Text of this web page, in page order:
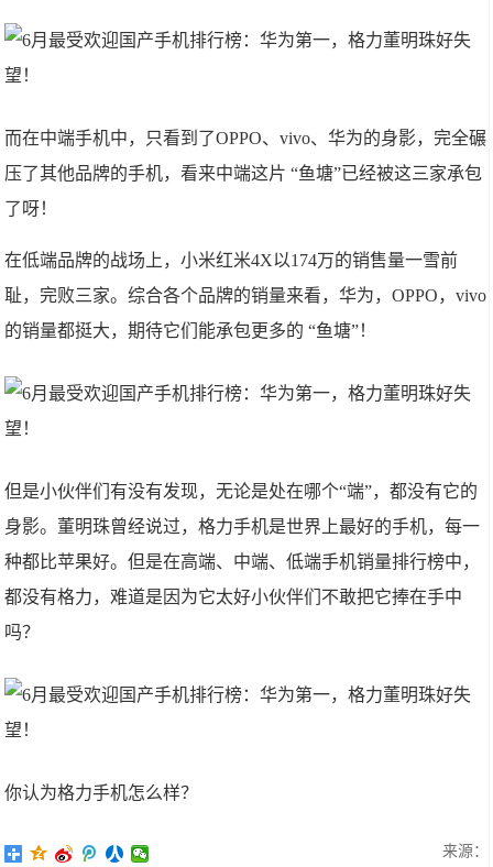
而在中端手机中，只看到了OPPO、vivo、华为的身影，完全碾
压了其他品牌的手机，看来中端这片 “鱼塘”已经被这三家承包
了呀！
在低端品牌的战场上，小米红米4X以174万的销售量一雪前
耻，完败三家。综合各个品牌的销量来看，华为，OPPO，vivo
的销量都挺大，期待它们能承包更多的 “鱼塘”！
但是小伙伴们有没有发现，无论是处在哪个“端”，都没有它的
身影。董明珠曾经说过，格力手机是世界上最好的手机，每一
种都比苹果好。但是在高端、中端、低端手机销量排行榜中，
都没有格力，难道是因为它太好小伙伴们不敢把它捧在手中
吗？
你认为格力手机怎么样？
来源：